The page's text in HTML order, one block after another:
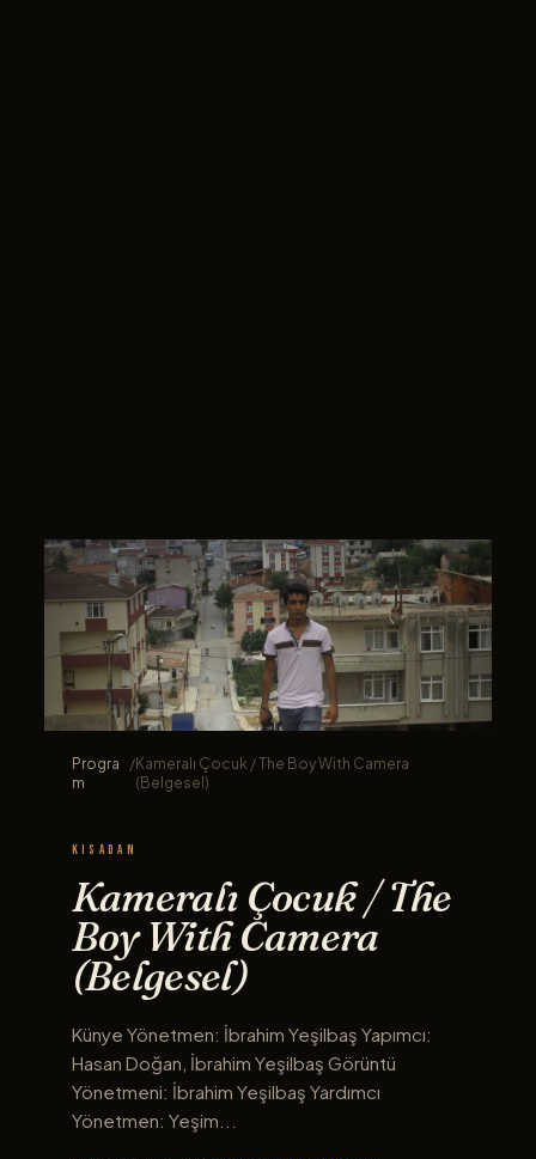
Progra
m
/Kameralı Çocuk / The Boy With Camera
(Belgesel)
KISADAN
Kameralı Çocuk / The
Boy With Camera
(Belgesel)
Künye Yönetmen: İbrahim Yeşilbaş Yapımcı:
Hasan Doğan, İbrahim Yeşilbaş Görüntü
Yönetmeni: İbrahim Yeşilbaş Yardımcı
Yönetmen: Yeşim...